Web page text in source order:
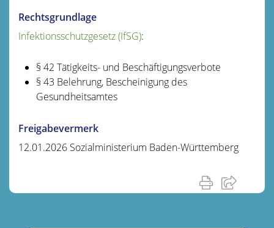
Rechtsgrundlage
Infektionsschutzgesetz (IfSG):
§ 42 Tätigkeits- und Beschäftigungsverbote
§ 43 Belehrung, Bescheinigung des
Gesundheitsamtes
Freigabevermerk
12.01.2026 Sozialministerium Baden-Württemberg